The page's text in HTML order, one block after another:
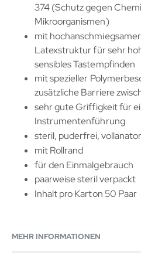
374 (Schutz gegen
Mikroorganismen)
mit
Latexstruktur für sehr
sensibles Tastempfinden
mit spezieller
zusätzliche Barriere
sehr gute Griffigkeit für
Instrumentenführung
steril, puderfrei,
mit Rollrand
für den Einmalgebrauch
paarweise steril verpackt
Inhalt pro Karton 50 Paar
MEHR INFORMATIONEN